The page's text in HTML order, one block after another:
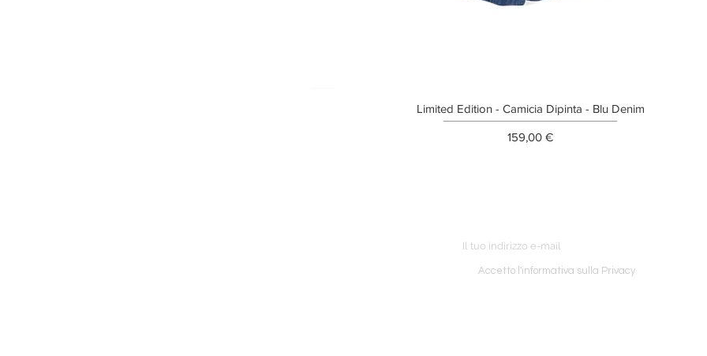
Limited Edition - Camicia Dipinta - Blu Denim
Prezzo
159,00 €
Accetto l'informativa sulla Privacy